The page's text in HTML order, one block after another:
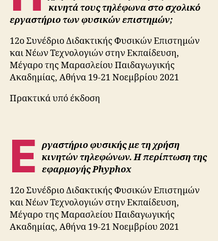
κινητά τους τηλέφωνα στο σχολικό
εργαστήριο των φυσικών επιστημών;
12ο Συνέδριο Διδακτικής Φυσικών Επιστημών
και Νέων Τεχνολογιών στην Εκπαίδευση,
Μέγαρο της Μαρασλείου Παιδαγωγικής
Ακαδημίας, Αθήνα 19-21 Νοεμβρίου 2021
Πρακτικά υπό έκδοση
Ε
ργαστήριο φυσικής με τη χρήση
κινητών τηλεφώνων. Η περίπτωση της
εφαρμογής Phyphox
12ο Συνέδριο Διδακτικής Φυσικών Επιστημών
και Νέων Τεχνολογιών στην Εκπαίδευση,
Μέγαρο της Μαρασλείου Παιδαγωγικής
Ακαδημίας, Αθήνα 19-21 Νοεμβρίου 2021